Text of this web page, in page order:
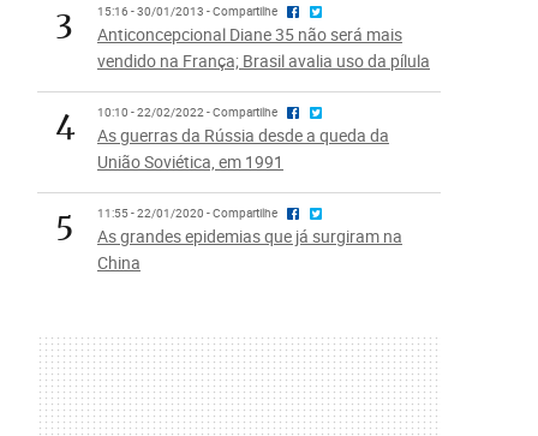
3 15:16 - 30/01/2013 - Compartilhe
Anticoncepcional Diane 35 não será mais
vendido na França; Brasil avalia uso da pílula
4 10:10 - 22/02/2022 - Compartilhe
As guerras da Rússia desde a queda da
União Soviética, em 1991
5 11:55 - 22/01/2020 - Compartilhe
As grandes epidemias que já surgiram na
China